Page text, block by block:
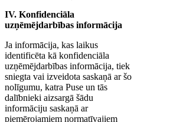
IV. Konfidenciāla
uzņēmējdarbības informācija
Ja informācija, kas laikus
identificēta kā konfidenciāla
uzņēmējdarbības informācija, tiek
sniegta vai izveidota saskaņā ar šo
nolīgumu, katra Puse un tās
dalībnieki aizsargā šādu
informāciju saskaņā ar
piemērojamiem normatīvajiem